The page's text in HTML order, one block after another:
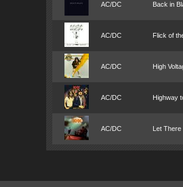
AC/DC Back in
AC/DC Flick of
AC/DC High
AC/DC Highway
AC/DC Let There